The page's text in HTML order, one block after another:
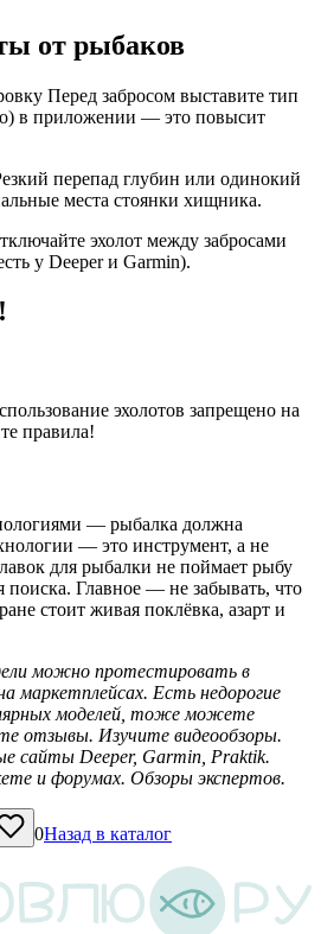
от рыбаков
Перед забросом выставите тип
в приложении — это повысит
перепад глубин или одинокий
места стоянки хищника.
эхолот между забросами
у Deeper и Garmin).
эхолотов запрещено на
правила!
— рыбалка должна
— это инструмент, а не
для рыбалки не поймает рыбу
поиска. Главное — не забывать, что
стоит живая поклёвка, азарт и
можно протестировать в
маркетплейсах. Есть недорогие
моделей, тоже можете
отзывы. Изучите видеообзоры.
сайты Deeper, Garmin, Praktik.
и форумах. Обзоры экспертов.
0Назад в каталог